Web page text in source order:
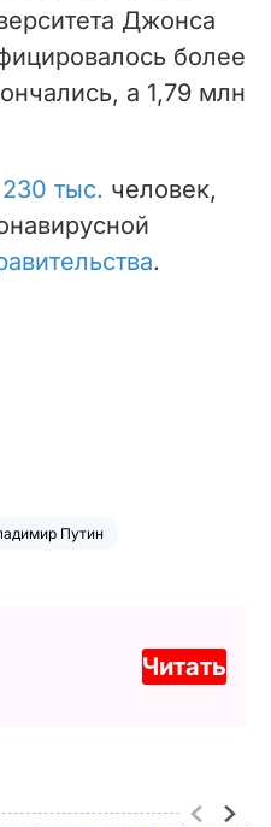
Джонса
более
а 1,79 млн
тыс. человек,
.
Путин
Читать